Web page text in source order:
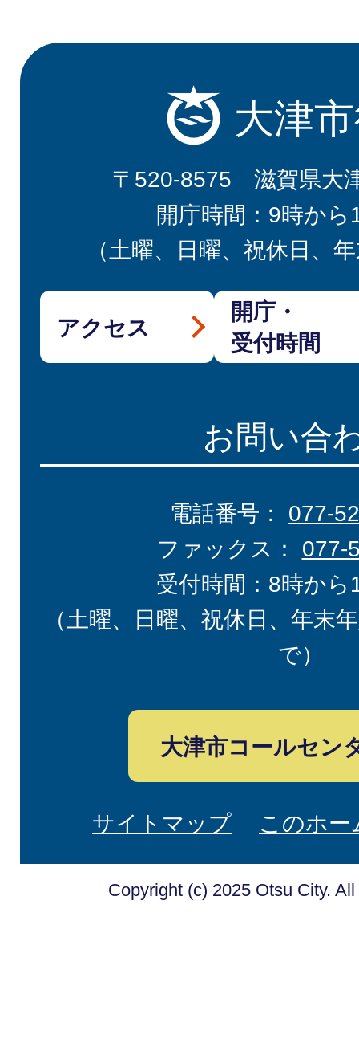
大津
〒520-8575 滋賀県大
開庁時間：9時から
（土曜、日曜、祝休日、
アクセス
開庁・
受付時間
お問い合
電話番号： 077-
ファックス： 077-
受付時間：8時から
（土曜、日曜、祝休日、年末
で）
大津市コールセン
サイトマップ このホ
Copyright (c) 2025 Otsu City.